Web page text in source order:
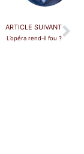
ARTICLE SUIVANT
L’opéra rend-il fou ?